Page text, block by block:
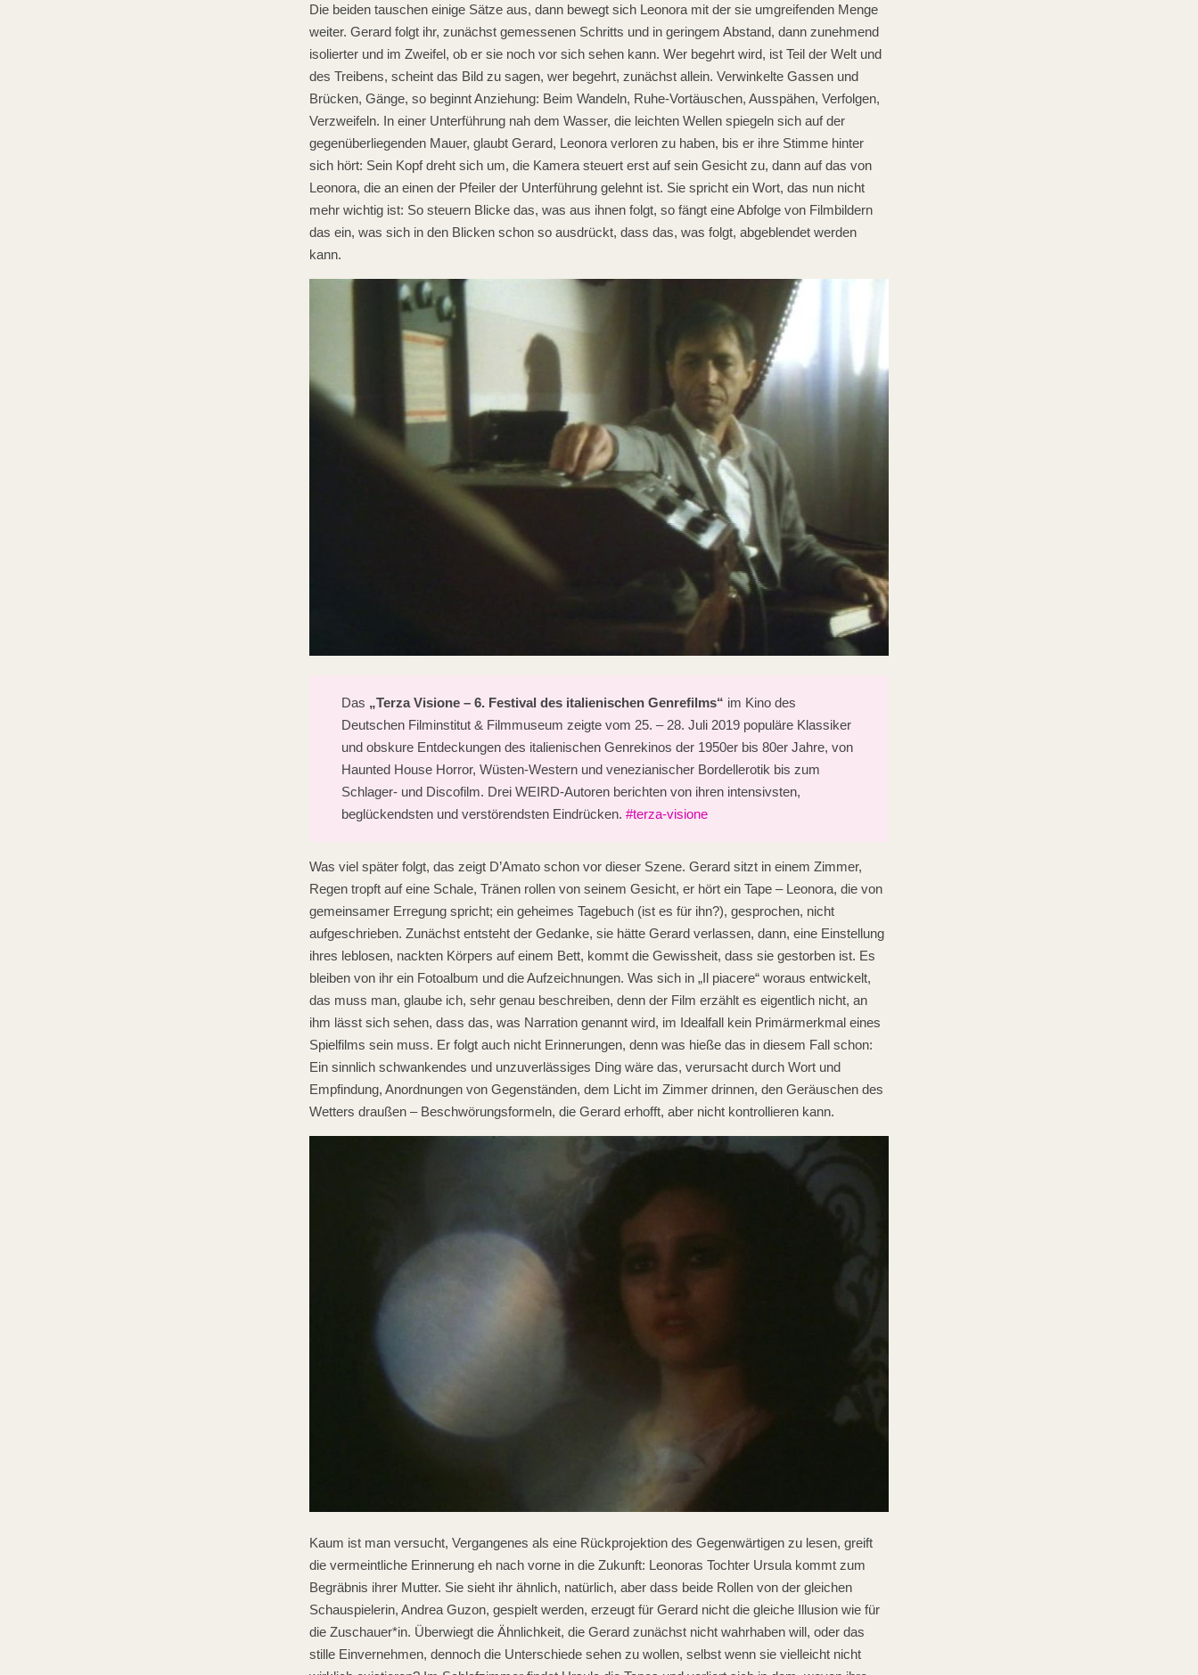
Die beiden tauschen einige Sätze aus, dann bewegt sich Leonora mit der sie umgreifenden Menge
weiter. Gerard folgt ihr, zunächst gemessenen Schritts und in geringem Abstand, dann zunehmend
isolierter und im Zweifel, ob er sie noch vor sich sehen kann. Wer begehrt wird, ist Teil der Welt und
des Treibens, scheint das Bild zu sagen, wer begehrt, zunächst allein. Verwinkelte Gassen und
Brücken, Gänge, so beginnt Anziehung: Beim Wandeln, Ruhe-Vortäuschen, Ausspähen, Verfolgen,
Verzweifeln. In einer Unterführung nah dem Wasser, die leichten Wellen spiegeln sich auf der
gegenüberliegenden Mauer, glaubt Gerard, Leonora verloren zu haben, bis er ihre Stimme hinter
sich hört: Sein Kopf dreht sich um, die Kamera steuert erst auf sein Gesicht zu, dann auf das von
Leonora, die an einen der Pfeiler der Unterführung gelehnt ist. Sie spricht ein Wort, das nun nicht
mehr wichtig ist: So steuern Blicke das, was aus ihnen folgt, so fängt eine Abfolge von Filmbildern
das ein, was sich in den Blicken schon so ausdrückt, dass das, was folgt, abgeblendet werden
kann.
Das „Terza Visione – 6. Festival des italienischen Genrefilms“ im Kino des
Deutschen Filminstitut & Filmmuseum zeigte vom 25. – 28. Juli 2019 populäre Klassiker
und obskure Entdeckungen des italienischen Genrekinos der 1950er bis 80er Jahre, von
Haunted House Horror, Wüsten-Western und venezianischer Bordellerotik bis zum
Schlager- und Discofilm. Drei WEIRD-Autoren berichten von ihren intensivsten,
beglückendsten und verstörendsten Eindrücken. #terza-visione
Was viel später folgt, das zeigt D’Amato schon vor dieser Szene. Gerard sitzt in einem Zimmer,
Regen tropft auf eine Schale, Tränen rollen von seinem Gesicht, er hört ein Tape – Leonora, die von
gemeinsamer Erregung spricht; ein geheimes Tagebuch (ist es für ihn?), gesprochen, nicht
aufgeschrieben. Zunächst entsteht der Gedanke, sie hätte Gerard verlassen, dann, eine Einstellung
ihres leblosen, nackten Körpers auf einem Bett, kommt die Gewissheit, dass sie gestorben ist. Es
bleiben von ihr ein Fotoalbum und die Aufzeichnungen. Was sich in „Il piacere“ woraus entwickelt,
das muss man, glaube ich, sehr genau beschreiben, denn der Film erzählt es eigentlich nicht, an
ihm lässt sich sehen, dass das, was Narration genannt wird, im Idealfall kein Primärmerkmal eines
Spielfilms sein muss. Er folgt auch nicht Erinnerungen, denn was hieße das in diesem Fall schon:
Ein sinnlich schwankendes und unzuverlässiges Ding wäre das, verursacht durch Wort und
Empfindung, Anordnungen von Gegenständen, dem Licht im Zimmer drinnen, den Geräuschen des
Wetters draußen – Beschwörungsformeln, die Gerard erhofft, aber nicht kontrollieren kann.
Kaum ist man versucht, Vergangenes als eine Rückprojektion des Gegenwärtigen zu lesen, greift
die vermeintliche Erinnerung eh nach vorne in die Zukunft: Leonoras Tochter Ursula kommt zum
Begräbnis ihrer Mutter. Sie sieht ihr ähnlich, natürlich, aber dass beide Rollen von der gleichen
Schauspielerin, Andrea Guzon, gespielt werden, erzeugt für Gerard nicht die gleiche Illusion wie für
die Zuschauer*in. Überwiegt die Ähnlichkeit, die Gerard zunächst nicht wahrhaben will, oder das
stille Einvernehmen, dennoch die Unterschiede sehen zu wollen, selbst wenn sie vielleicht nicht